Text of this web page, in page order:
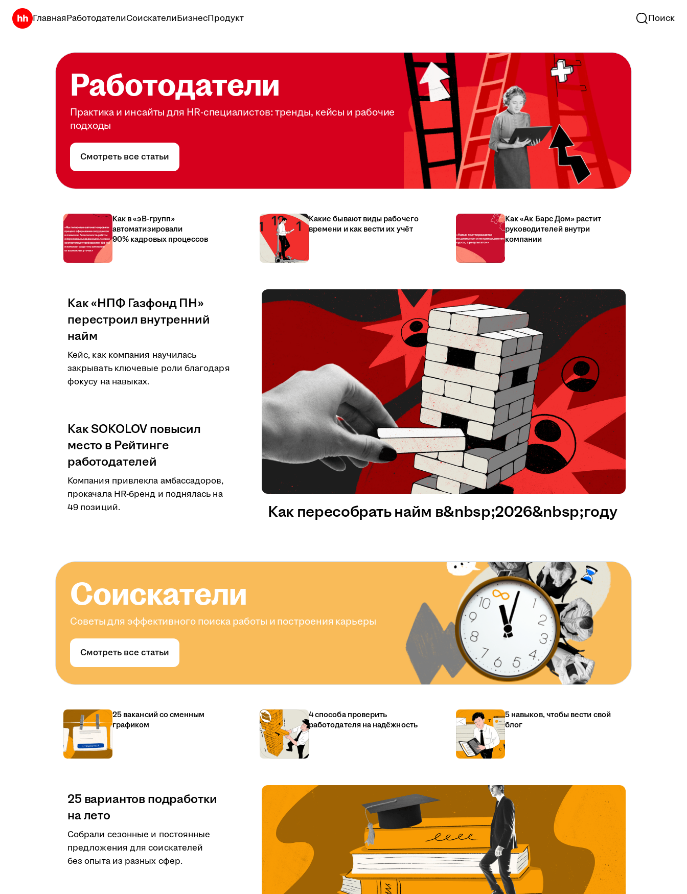
ГлавнаяРаботодателиСоискателиБизнесПродукт Поиск
Работодатели
Практика и инсайты для HR-специалистов: тренды, кейсы и рабочие
подходы
Смотреть все статьи
Как в «эВ-групп»
автоматизировали
90% кадровых процессов
Какие бывают виды рабочего
времени и как вести их учёт
Как «Ак Барс Дом» растит
руководителей внутри
компании
Как «НПФ Газфонд ПН»
перестроил внутренний
найм
Кейс, как компания научилась
закрывать ключевые роли благодаря
фокусу на навыках.
Как SOKOLOV повысил
место в Рейтинге
работодателей
Компания привлекла амбассадоров,
прокачала HR-бренд и поднялась на
49 позиций.
Как пересобрать найм в&nbsp;2026&nbsp;году
Соискатели
Советы для эффективного поиска работы и построения карьеры
Смотреть все статьи
25 вакансий со сменным
графиком
4 способа проверить
работодателя на надёжность
5 навыков, чтобы вести свой
блог
25 вариантов подработки
на лето
Собрали сезонные и постоянные
предложения для соискателей
без опыта из разных сфер.